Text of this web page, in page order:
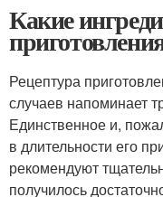
Какие
Рецептура
случаев напоминает
Единственное и,
в длительности его
рекомендуют
получилось